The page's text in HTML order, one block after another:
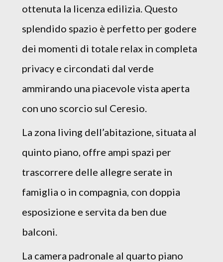
ottenuta la licenza edilizia. Questo
splendido spazio è perfetto per godere
dei momenti di totale relax in completa
privacy e circondati dal verde
ammirando una piacevole vista aperta
con uno scorcio sul Ceresio.
La zona living dell’abitazione, situata al
quinto piano, offre ampi spazi per
trascorrere delle allegre serate in
famiglia o in compagnia, con doppia
esposizione e servita da ben due
balconi.
La camera padronale al quarto piano